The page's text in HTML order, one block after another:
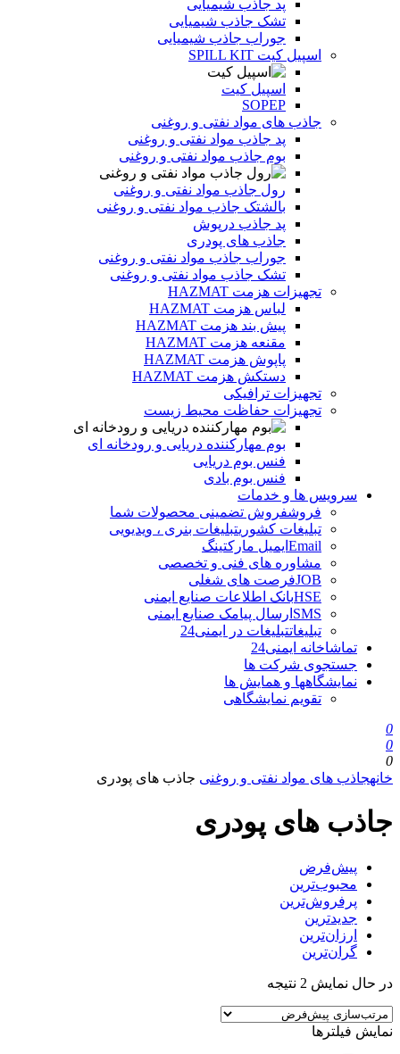
پد جاذب شیمیایی
تشک جاذب شیمیایی
جوراب جاذب شیمیایی
اسپیل کیت SPILL KIT
اسپیل کیت
SOPEP
جاذب های مواد نفتی و روغنی
پد جاذب مواد نفتی و روغنی
بوم جاذب مواد نفتی و روغنی
رول جاذب مواد نفتی و روغنی
بالشتک جاذب مواد نفتی و روغنی
پد جاذب درپوش
جاذب های پودری
جوراب جاذب مواد نفتی و روغنی
تشک جاذب مواد نفتی و روغنی
تجهیزات هزمت HAZMAT
لباس هزمت HAZMAT
پیش بند هزمت HAZMAT
مقنعه هزمت HAZMAT
پاپوش هزمت HAZMAT
دستکش هزمت HAZMAT
تجهیزات ترافیکی
تجهیزات حفاظت محیط زیست
بوم مهارکننده دریایی و رودخانه ای
فنس بوم دریایی
فنس بوم بادی
سرویس ها و خدمات
فروشفروش تضمینی محصولات شما
تبلیغات کشوریتبلیغات بنری ، ویدیویی
Email ایمیل مارکتینگ
مشاوره های فنی و تخصصی
JOBفرصت های شغلی
HSEبانک اطلاعات صنایع ایمنی
SMS ارسال پیامک صنایع ایمنی
تبلیغاتتبلیغات در ایمنی24
تماشاخانه ایمنی24
جستجوی شرکت ها
نمایشگاهها و همایش ها
تقویم نمایشگاهی
0
0
0
خانهجاذب های مواد نفتی و روغنی جاذب های پودری
جاذب های پودری
پیش‌فرض
محبوب‌ترین
پرفروش‌ترین
جدیدترین
ارزان‌ترین
گران‌ترین
در حال نمایش 2 نتیجه
نمایش فیلترها